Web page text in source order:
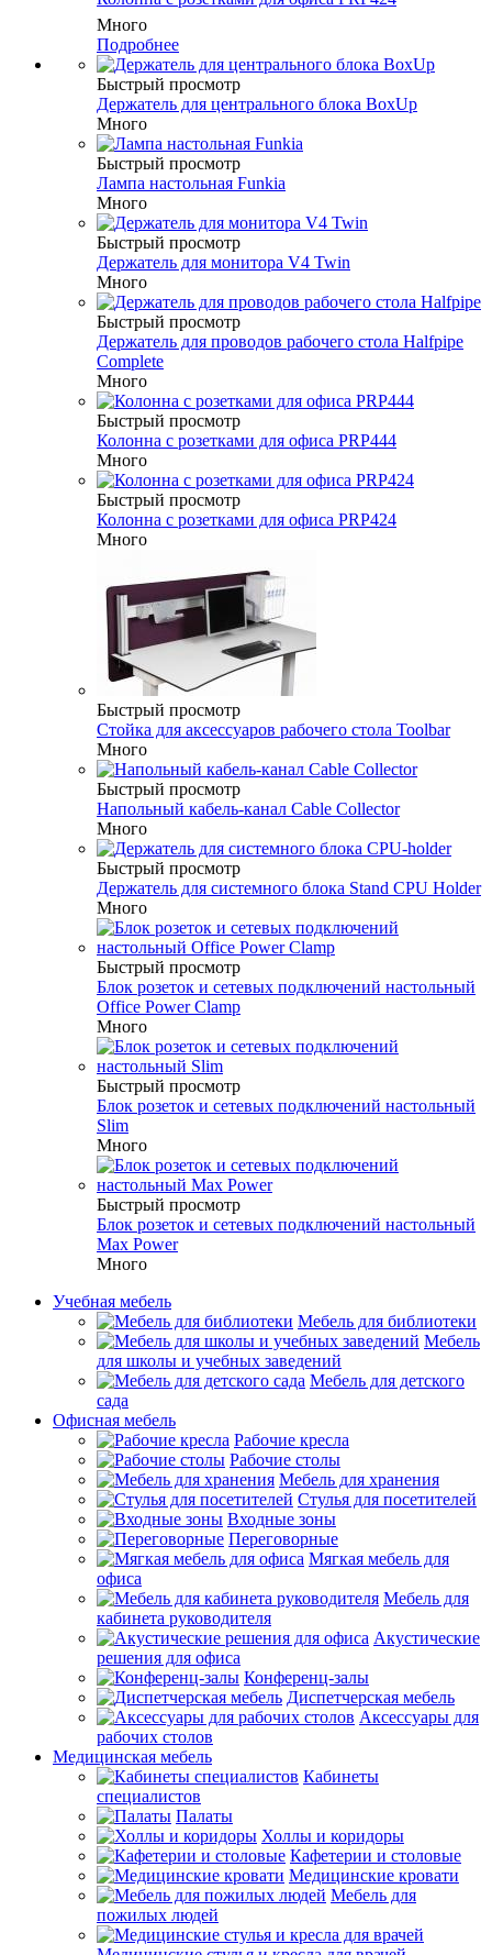
Много
Подробнее
Быстрый просмотр
Держатель для центрального блока BoxUp
Много
Быстрый просмотр
Лампа настольная Funkia
Много
Быстрый просмотр
Держатель для монитора V4 Twin
Много
Быстрый просмотр
Держатель для проводов рабочего стола Halfpipe
Complete
Много
Быстрый просмотр
Колонна с розетками для офиса PRP444
Много
Быстрый просмотр
Колонна с розетками для офиса PRP424
Много
Быстрый просмотр
Стойка для аксессуаров рабочего стола Toolbar
Много
Быстрый просмотр
Напольный кабель-канал Cable Collector
Много
Быстрый просмотр
Держатель для системного блока Stand CPU Holder
Много
Быстрый просмотр
Блок розеток и сетевых подключений настольный
Office Power Clamp
Много
Быстрый просмотр
Блок розеток и сетевых подключений настольный
Slim
Много
Быстрый просмотр
Блок розеток и сетевых подключений настольный
Max Power
Много
Учебная мебель
Мебель для библиотеки
Мебель
для школы и учебных заведений
Мебель для детского
сада
Офисная мебель
Рабочие кресла
Рабочие столы
Мебель для хранения
Стулья для посетителей
Входные зоны
Переговорные
Мягкая мебель для
офиса
Мебель для
кабинета руководителя
Акустические
решения для офиса
Конференц-залы
Диспетчерская мебель
Аксессуары для
рабочих столов
Медицинская мебель
Кабинеты
специалистов
Палаты
Холлы и коридоры
Кафетерии и столовые
Медицинские кровати
Мебель для
пожилых людей